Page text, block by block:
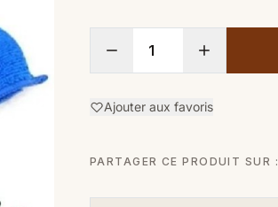
Ajouter aux favoris
PARTAGER CE PRODUIT SUR :